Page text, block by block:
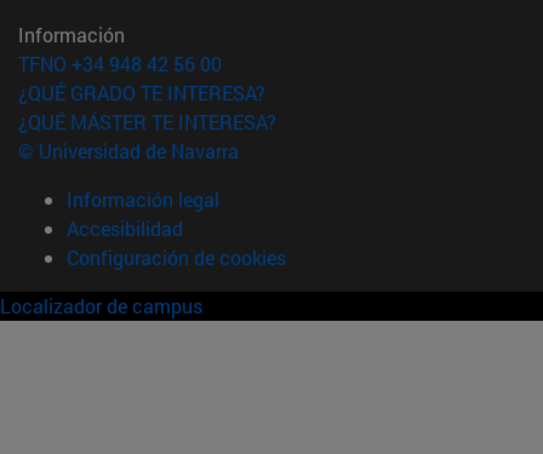
Información
TFNO +34 948 42 56 00
¿QUÉ GRADO TE INTERESA?
¿QUÉ MÁSTER TE INTERESA?
© Universidad de Navarra
Información legal
Accesibilidad
Configuración de cookies
Localizador de campus